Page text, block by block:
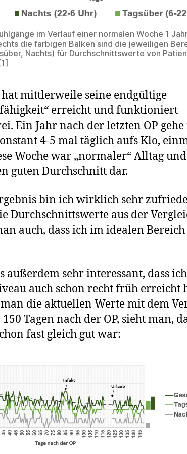
im Verlauf einer normalen Woche 1
die farbigen Balken sind die jeweiligen
Nachts) für Durchschnittswerte von
hat mittlerweile seine endgültige
erreicht und funktioniert
Ein Jahr nach der letzten OP gehe
4-5 mal täglich aufs Klo,
Woche war „normaler“ Alltag
guten Durchschnitt dar.
bin ich wirklich sehr
Durchschnittswerte aus der
auch, dass ich im idealen
außerdem sehr interessant, dass
auch schon recht früh erreicht
die aktuellen Werte mit dem
Tagen nach der OP, sieht man,
fast gleich gut war: